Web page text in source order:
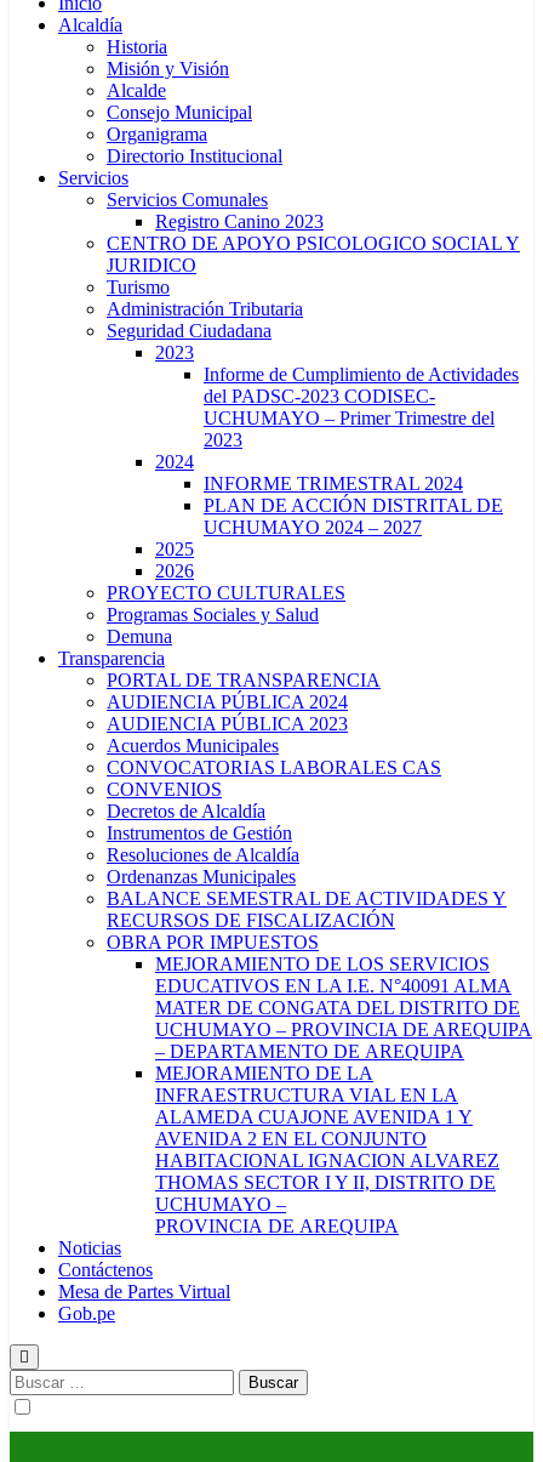
Alcaldía
Historia
Misión y Visión
Alcalde
Consejo Municipal
Organigrama
Directorio Institucional
Servicios
Servicios Comunales
Registro Canino 2023
CENTRO DE APOYO PSICOLOGICO SOCIAL Y
JURIDICO
Turismo
Administración Tributaria
Seguridad Ciudadana
2023
Informe de Cumplimiento de Actividades
del PADSC-2023 CODISEC-
UCHUMAYO – Primer Trimestre del
2023
2024
INFORME TRIMESTRAL 2024
PLAN DE ACCIÓN DISTRITAL DE
UCHUMAYO 2024 – 2027
2025
2026
PROYECTO CULTURALES
Programas Sociales y Salud
Demuna
Transparencia
PORTAL DE TRANSPARENCIA
AUDIENCIA PÚBLICA 2024
AUDIENCIA PÚBLICA 2023
Acuerdos Municipales
CONVOCATORIAS LABORALES CAS
CONVENIOS
Decretos de Alcaldía
Instrumentos de Gestión
Resoluciones de Alcaldía
Ordenanzas Municipales
BALANCE SEMESTRAL DE ACTIVIDADES Y
RECURSOS DE FISCALIZACIÓN
OBRA POR IMPUESTOS
MEJORAMIENTO DE LOS SERVICIOS
EDUCATIVOS EN LA I.E. N°40091 ALMA
MATER DE CONGATA DEL DISTRITO DE
UCHUMAYO – PROVINCIA DE AREQUIPA
– DEPARTAMENTO DE AREQUIPA
MEJORAMIENTO DE LA
INFRAESTRUCTURA VIAL EN LA
ALAMEDA CUAJONE AVENIDA 1 Y
AVENIDA 2 EN EL CONJUNTO
HABITACIONAL IGNACION ALVAREZ
THOMAS SECTOR I Y II, DISTRITO DE
UCHUMAYO –
PROVINCIA DE AREQUIPA
Noticias
Contáctenos
Mesa de Partes Virtual
Gob.pe
Buscar: